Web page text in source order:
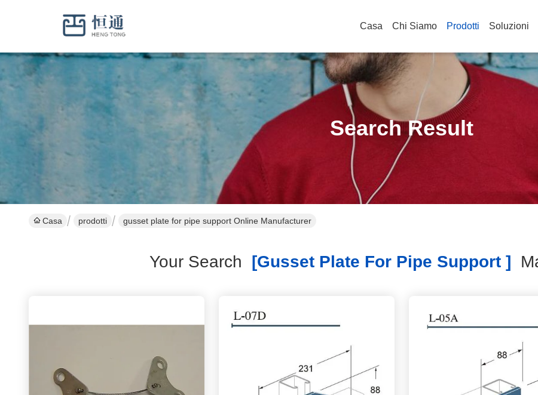
Casa Chi Siamo Prodotti Soluzioni
Search Result
Casa prodotti gusset plate for pipe support Online Manufacturer
Your Search [gusset Plate For Pipe Support ]